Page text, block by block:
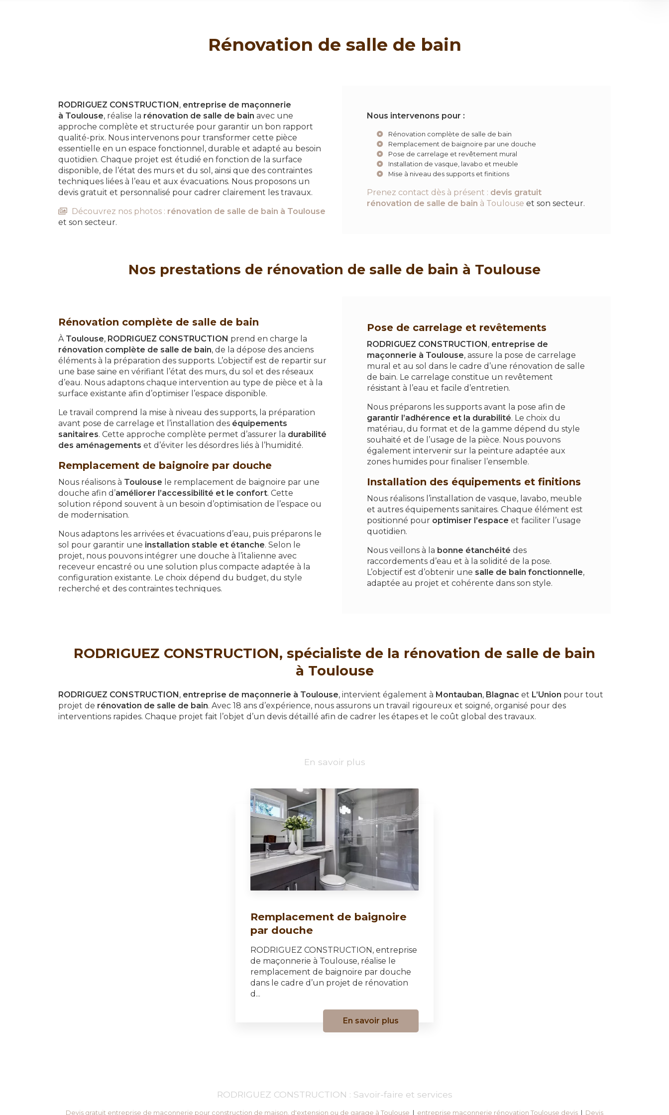
Rénovation de salle de bain
RODRIGUEZ CONSTRUCTION, entreprise de maçonnerie
à Toulouse, réalise la rénovation de salle de bain avec une
approche complète et structurée pour garantir un bon rapport
qualité-prix. Nous intervenons pour transformer cette pièce
essentielle en un espace fonctionnel, durable et adapté au besoin
quotidien. Chaque projet est étudié en fonction de la surface
disponible, de l’état des murs et du sol, ainsi que des contraintes
techniques liées à l’eau et aux évacuations. Nous proposons un
devis gratuit et personnalisé pour cadrer clairement les travaux.
Découvrez nos photos : rénovation de salle de bain à Toulouse
et son secteur.
Nous intervenons pour :
Rénovation complète de salle de bain
Remplacement de baignoire par une douche
Pose de carrelage et revêtement mural
Installation de vasque, lavabo et meuble
Mise à niveau des supports et finitions
Prenez contact dès à présent : devis gratuit
rénovation de salle de bain à Toulouse et son secteur.
Nos prestations de rénovation de salle de bain à Toulouse
Rénovation complète de salle de bain
À Toulouse, RODRIGUEZ CONSTRUCTION prend en charge la
rénovation complète de salle de bain, de la dépose des anciens
éléments à la préparation des supports. L’objectif est de repartir sur
une base saine en vérifiant l’état des murs, du sol et des réseaux
d’eau. Nous adaptons chaque intervention au type de pièce et à la
surface existante afin d’optimiser l’espace disponible.
Le travail comprend la mise à niveau des supports, la préparation
avant pose de carrelage et l’installation des équipements
sanitaires. Cette approche complète permet d’assurer la durabilité
des aménagements et d’éviter les désordres liés à l’humidité.
Remplacement de baignoire par douche
Nous réalisons à Toulouse le remplacement de baignoire par une
douche afin d’améliorer l’accessibilité et le confort. Cette
solution répond souvent à un besoin d’optimisation de l’espace ou
de modernisation.
Nous adaptons les arrivées et évacuations d’eau, puis préparons le
sol pour garantir une installation stable et étanche. Selon le
projet, nous pouvons intégrer une douche à l’italienne avec
receveur encastré ou une solution plus compacte adaptée à la
configuration existante. Le choix dépend du budget, du style
recherché et des contraintes techniques.
Pose de carrelage et revêtements
RODRIGUEZ CONSTRUCTION, entreprise de
maçonnerie à Toulouse, assure la pose de carrelage
mural et au sol dans le cadre d’une rénovation de salle
de bain. Le carrelage constitue un revêtement
résistant à l’eau et facile d’entretien.
Nous préparons les supports avant la pose afin de
garantir l’adhérence et la durabilité. Le choix du
matériau, du format et de la gamme dépend du style
souhaité et de l’usage de la pièce. Nous pouvons
également intervenir sur la peinture adaptée aux
zones humides pour finaliser l’ensemble.
Installation des équipements et finitions
Nous réalisons l’installation de vasque, lavabo, meuble
et autres équipements sanitaires. Chaque élément est
positionné pour optimiser l’espace et faciliter l’usage
quotidien.
Nous veillons à la bonne étanchéité des
raccordements d’eau et à la solidité de la pose.
L’objectif est d’obtenir une salle de bain fonctionnelle,
adaptée au projet et cohérente dans son style.
RODRIGUEZ CONSTRUCTION, spécialiste de la rénovation de salle de bain
à Toulouse
RODRIGUEZ CONSTRUCTION, entreprise de maçonnerie à Toulouse, intervient également à Montauban, Blagnac et L’Union pour tout
projet de rénovation de salle de bain. Avec 18 ans d’expérience, nous assurons un travail rigoureux et soigné, organisé pour des
interventions rapides. Chaque projet fait l’objet d’un devis détaillé afin de cadrer les étapes et le coût global des travaux.
En savoir plus
Remplacement de baignoire
par douche
RODRIGUEZ CONSTRUCTION, entreprise
de maçonnerie à Toulouse, réalise le
remplacement de baignoire par douche
dans le cadre d’un projet de rénovation
d...
En savoir plus
RODRIGUEZ CONSTRUCTION : Savoir-faire et services
Devis gratuit entreprise de maçonnerie pour construction de maison, d'extension ou de garage à Toulouse entreprise maçonnerie rénovation Toulouse devis
Devis